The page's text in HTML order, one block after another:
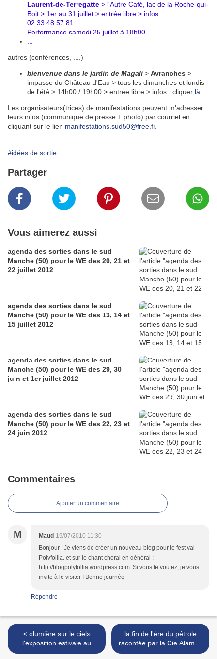
Laurent-de-Terregatte > l'Autre Café, lac de la Roche-qui-
Boit > 1er au 31 juillet > entrée libre > infos :
02.33.48.57.81.
Performance samedi 25 juillet à 18h00
autres (conférences, ....)
bienvenue dans le jardin de Magali > Avranches >
impasse du Château d'Eau > tous les dimanches et lundis
de l'été > 14h00 / 19h00 > entrée libre > infos : cliquer là
Les organisateurs(trices) de manifestations peuvent m'adresser
leurs infos (communiqué de presse + photo) par courriel en
cliquant sur le lien manifestations.sud50@free.fr.
#idées de sortie
Partager
Vous aimerez aussi
agenda des sorties dans le sud
Manche (50) pour le WE des 20, 21 et
22 juillet 2012
agenda des sorties dans le sud
Manche (50) pour le WE des 13, 14 et
15 juillet 2012
agenda des sorties dans le sud
Manche (50) pour le WE des 29, 30
juin et 1er juillet 2012
agenda des sorties dans le sud
Manche (50) pour le WE des 22, 23 et
24 juin 2012
Commentaires
Ajouter un commentaire
M Maud 19/07/2010 11:30
Bonjour ! Je viens de créer un nouveau blog pour le festival
Polyfollia, et sur le chant choral en général :
http://blogpolyfollia.wordpress.com. Si vous le voulez, je vous
invite à le visiter ! Bonne journée
Répondre
< «lumière sur le ciel»
l'exposition estivale au
Scriptorial d'Avranches (50)
la fin de l'ère du pétrole
racontée par la Cie Alamas
Givrés >